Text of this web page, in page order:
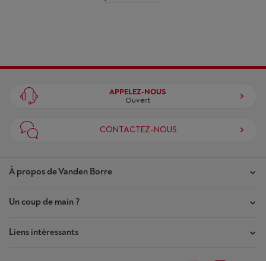
À propos de Vanden Borre
Nos magasins
Contrat de Confiance
Un coup de main ?
Mes commandes
Liens intéressants
APPELEZ-NOUS
Ouvert
CONTACTEZ-NOUS